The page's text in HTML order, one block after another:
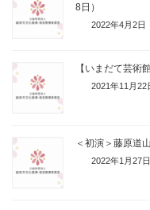
8日）
2022年4月2日
【いまだて芸
2021年11月22
＜初演＞藤原道
2022年1月27日